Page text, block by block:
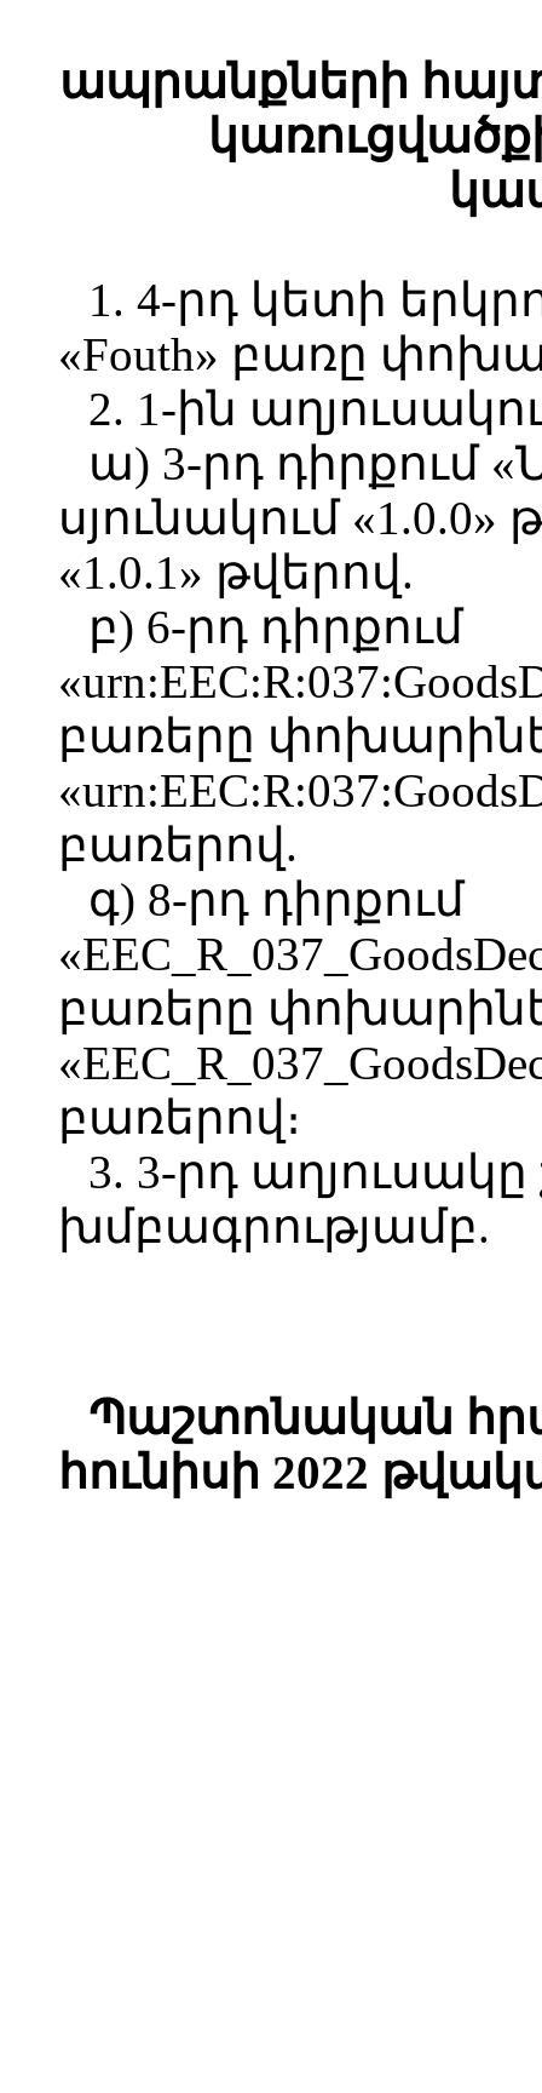
ապրանքների
1. 4-րդ կետի
«Fouth» բառը
2. 1-ին
ա) 3-րդ դիրքում
սյունակում
«1.0.1» թվերով.
բ) 6-րդ դիրքում
բառերը
բառերով.
գ) 8-րդ դիրքում
բառերը
բառերով։
3. 3-րդ
խմբագրությամբ.
Պաշտոնական
հունիսի 2022